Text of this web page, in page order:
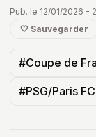
Pub. le 12/01/2026 -
🤍 Sauvegarder
#Coupe de
#PSG/Paris FC